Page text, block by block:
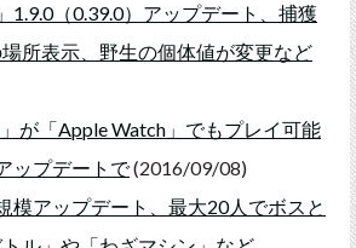
1.9.0（0.39.0）アップデート、捕獲
所表示、野生の個体値が変更など
」が「Apple Watch」でもプレイ可能
ップデートで(2016/09/08)
模アップデート、最大20人でボスと